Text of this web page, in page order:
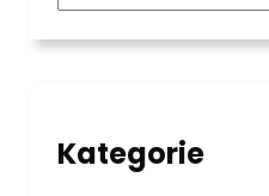
Kategorie